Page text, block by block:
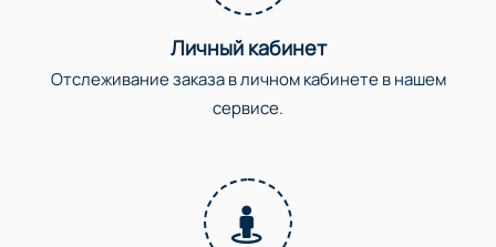
Личный кабинет
Отслеживание заказа в личном кабинете в нашем
сервисе.